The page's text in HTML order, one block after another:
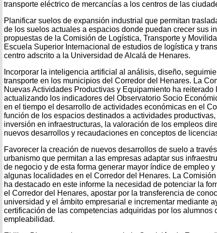
transporte eléctrico de mercancías a los centros de las
Planificar suelos de expansión industrial que permitan
de los suelos actuales a espacios donde puedan crecer sus
propuestas de la Comisión de Logística, Transporte y
Escuela Superior Internacional de estudios de logística y
centro adscrito a la Universidad de Alcalá de Henares.
Incorporar la inteligencia artificial al análisis, diseño,
transporte en los municipios del Corredor del Henares. La
Nuevas Actividades Productivas y Equipamiento ha
actualizando los indicadores del Observatorio Socio
en el tiempo el desarrollo de actividades económicas en el
función de los espacios destinados a actividades
inversión en infraestructuras, la valoración de los empleos
nuevos desarrollos y recaudaciones en conceptos de
Favorecer la creación de nuevos desarrollos de suelo a
urbanismo que permitan a las empresas adaptar sus
de negocio y de esta forma generar mayor índice de empleo
algunas localidades en el Corredor del Henares. La
ha destacado en este informe la necesidad de potenciar la
el Corredor del Henares, apostar por la transferencia de
universidad y el ámbito empresarial e incrementar mediante
certificación de las competencias adquiridas por los alumnos
empleabilidad.